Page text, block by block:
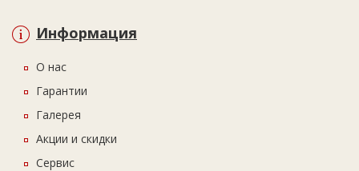
Информация
О нас
Гарантии
Галерея
Акции и скидки
Сервис